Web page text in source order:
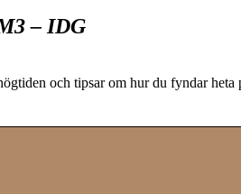
– IDG
och tipsar om hur du fyndar